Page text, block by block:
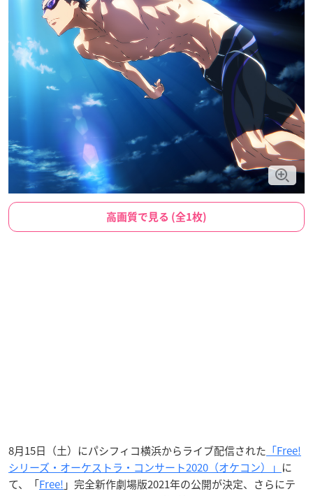
高画質で見る (全1枚)
8月15日（土）にパシフィコ横浜からライブ配信された 「Free!
シリーズ・オーケストラ・コンサート2020（オケコン）」 に
て、「Free! 」完全新作劇場版2021年の公開が決定、さらにテ